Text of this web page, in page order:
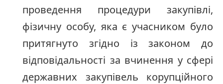
проведення процедури закупівлі,
фізичну особу, яка є учасником було
притягнуто згідно із законом до
відповідальності за вчинення у сфері
державних закупівель корупційного